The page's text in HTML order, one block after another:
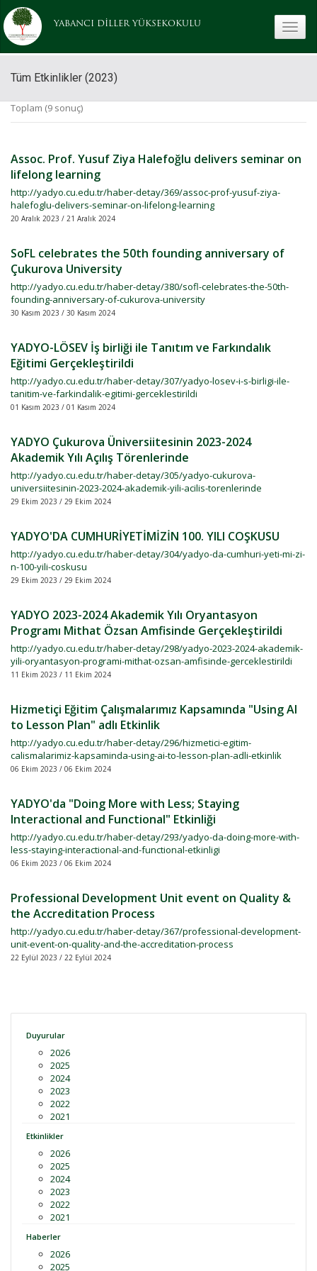
YABANCI DİLLER YÜKSEKOKULU
Tüm Etkinlikler (2023)
Toplam (9 sonuç)
Assoc. Prof. Yusuf Ziya Halefoğlu delivers seminar on
lifelong learning
http://yadyo.cu.edu.tr/haber-detay/369/assoc-prof-yusuf-ziya-
halefoglu-delivers-seminar-on-lifelong-learning
20 Aralık 2023 / 21 Aralık 2024
SoFL celebrates the 50th founding anniversary of
Çukurova University
http://yadyo.cu.edu.tr/haber-detay/380/sofl-celebrates-the-50th-
founding-anniversary-of-cukurova-university
30 Kasım 2023 / 30 Kasım 2024
YADYO-LÖSEV İş birliği ile Tanıtım ve Farkındalık
Eğitimi Gerçekleştirildi
http://yadyo.cu.edu.tr/haber-detay/307/yadyo-losev-i-s-birligi-ile-
tanitim-ve-farkindalik-egitimi-gerceklestirildi
01 Kasım 2023 / 01 Kasım 2024
YADYO Çukurova Üniversiitesinin 2023-2024
Akademik Yılı Açılış Törenlerinde
http://yadyo.cu.edu.tr/haber-detay/305/yadyo-cukurova-
universiitesinin-2023-2024-akademik-yili-acilis-torenlerinde
29 Ekim 2023 / 29 Ekim 2024
YADYO'DA CUMHURİYETİMİZİN 100. YILI COŞKUSU
http://yadyo.cu.edu.tr/haber-detay/304/yadyo-da-cumhuri-yeti-mi-zi-
n-100-yili-coskusu
29 Ekim 2023 / 29 Ekim 2024
YADYO 2023-2024 Akademik Yılı Oryantasyon
Programı Mithat Özsan Amfisinde Gerçekleştirildi
http://yadyo.cu.edu.tr/haber-detay/298/yadyo-2023-2024-akademik-
yili-oryantasyon-programi-mithat-ozsan-amfisinde-gerceklestirildi
11 Ekim 2023 / 11 Ekim 2024
Hizmetiçi Eğitim Çalışmalarımız Kapsamında "Using AI
to Lesson Plan" adlı Etkinlik
http://yadyo.cu.edu.tr/haber-detay/296/hizmetici-egitim-
calismalarimiz-kapsaminda-using-ai-to-lesson-plan-adli-etkinlik
06 Ekim 2023 / 06 Ekim 2024
YADYO'da "Doing More with Less; Staying
Interactional and Functional" Etkinliği
http://yadyo.cu.edu.tr/haber-detay/293/yadyo-da-doing-more-with-
less-staying-interactional-and-functional-etkinligi
06 Ekim 2023 / 06 Ekim 2024
Professional Development Unit event on Quality &
the Accreditation Process
http://yadyo.cu.edu.tr/haber-detay/367/professional-development-
unit-event-on-quality-and-the-accreditation-process
22 Eylül 2023 / 22 Eylül 2024
Duyurular
2026
2025
2024
2023
2022
2021
Etkinlikler
2026
2025
2024
2023
2022
2021
Haberler
2026
2025